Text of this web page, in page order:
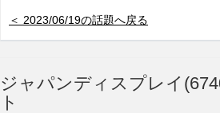
＜ 2023/06/19の話題へ戻る
ジャパンディスプレイ
ト